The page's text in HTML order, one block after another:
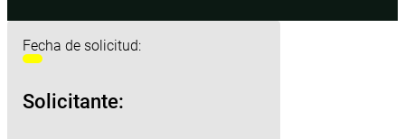
Fecha de solicitud:
Solicitante: